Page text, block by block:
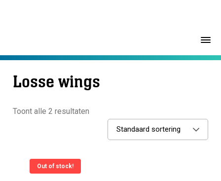
Losse wings
Toont alle 2 resultaten
Standaard sortering
Out of stock!